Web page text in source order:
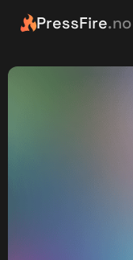
PressFire.no